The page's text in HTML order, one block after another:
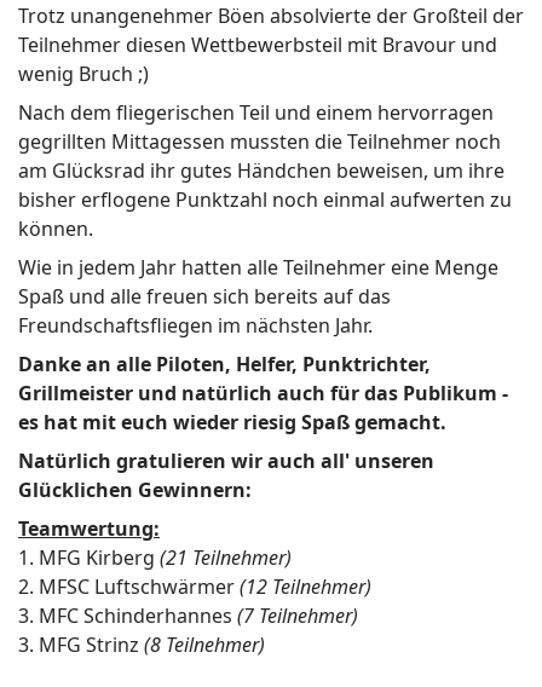
Trotz unangenehmer Böen absolvierte der Großteil der
Teilnehmer diesen Wettbewerbsteil mit Bravour und
wenig Bruch ;)
Nach dem fliegerischen Teil und einem hervorragen
gegrillten Mittagessen mussten die Teilnehmer noch
am Glücksrad ihr gutes Händchen beweisen, um ihre
bisher erflogene Punktzahl noch einmal aufwerten zu
können.
Wie in jedem Jahr hatten alle Teilnehmer eine Menge
Spaß und alle freuen sich bereits auf das
Freundschaftsfliegen im nächsten Jahr.
Danke an alle Piloten, Helfer, Punktrichter,
Grillmeister und natürlich auch für das Publikum -
es hat mit euch wieder riesig Spaß gemacht.
Natürlich gratulieren wir auch all' unseren
Glücklichen Gewinnern:
Teamwertung:
1. MFG Kirberg (21 Teilnehmer)
2. MFSC Luftschwärmer(12 Teilnehmer)
3. MFC Schinderhannes (7 Teilnehmer)
3. MFG Strinz (8 Teilnehmer)